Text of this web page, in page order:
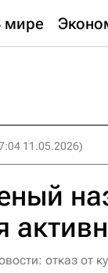
мире
11.05.2026)
отказ от